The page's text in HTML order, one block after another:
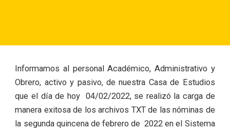
Informamos al personal Académico, Administrativo y
Obrero, activo y pasivo, de nuestra Casa de Estudios
que el día de hoy 04/02/2022, se realizó la carga de
manera exitosa de los archivos TXT de las nóminas de
la segunda quincena de febrero de 2022 en el Sistema